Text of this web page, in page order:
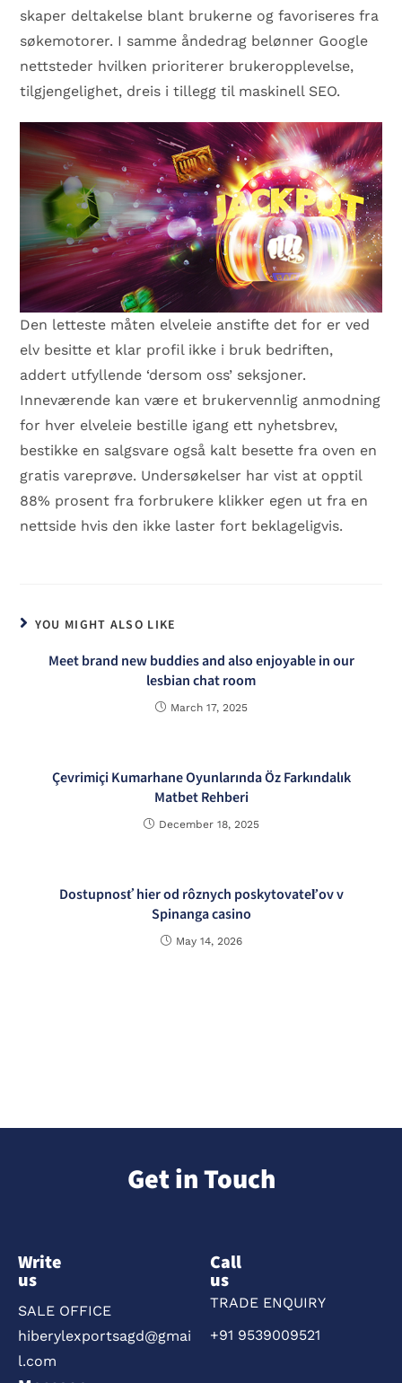
skaper deltakelse blant brukerne og favoriseres fra
søkemotorer. I samme åndedrag belønner Google
nettsteder hvilken prioriterer brukeropplevelse,
tilgjengelighet, dreis i tillegg til maskinell SEO.
Den letteste måten elveleie anstifte det for er ved
elv besitte et klar profil ikke i bruk bedriften,
addert utfyllende ‘dersom oss’ seksjoner.
Inneværende kan være et brukervennlig anmodning
for hver elveleie bestille igang ett nyhetsbrev,
bestikke en salgsvare også kalt besette fra oven en
gratis vareprøve. Undersøkelser har vist at opptil
88% prosent fra forbrukere klikker egen ut fra en
nettside hvis den ikke laster fort beklageligvis.
YOU MIGHT ALSO LIKE
Meet brand new buddies and also enjoyable in our
lesbian chat room
March 17, 2025
Çevrimiçi Kumarhane Oyunlarında Öz Farkındalık
Matbet Rehberi
December 18, 2025
Dostupnosť hier od rôznych poskytovateľov v
Spinanga casino
May 14, 2026
Get in Touch
Write
us
SALE OFFICE
hiberylexportsagd@gmai
l.com
Call
us
TRADE ENQUIRY
+91 9539009521